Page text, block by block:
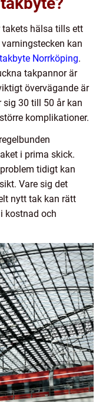
hälsa tills ett
kan
takbyte Norrköping.
takpannor är
övervägande är
sig 30 till 50 år kan
komplikationer.
i prima skick.
tidigt kan
Vare sig det
nytt tak kan rätt
kostnad och